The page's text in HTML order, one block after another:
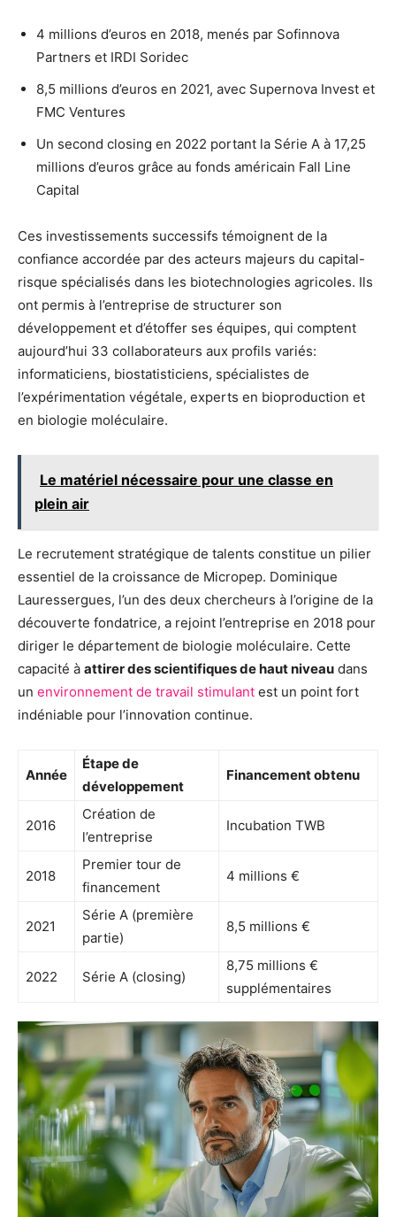
4 millions d’euros en 2018, menés par Sofinnova
Partners et IRDI Soridec
8,5 millions d’euros en 2021, avec Supernova Invest et
FMC Ventures
Un second closing en 2022 portant la Série A à 17,25
millions d’euros grâce au fonds américain Fall Line
Capital
Ces investissements successifs témoignent de la
confiance accordée par des acteurs majeurs du capital-
risque spécialisés dans les biotechnologies agricoles. Ils
ont permis à l’entreprise de structurer son
développement et d’étoffer ses équipes, qui comptent
aujourd’hui 33 collaborateurs aux profils variés:
informaticiens, biostatisticiens, spécialistes de
l’expérimentation végétale, experts en bioproduction et
en biologie moléculaire.
Le matériel nécessaire pour une classe en
plein air
Le recrutement stratégique de talents constitue un pilier
essentiel de la croissance de Micropep. Dominique
Lauressergues, l’un des deux chercheurs à l’origine de la
découverte fondatrice, a rejoint l’entreprise en 2018 pour
diriger le département de biologie moléculaire. Cette
capacité à attirer des scientifiques de haut niveau dans
un environnement de travail stimulant est un point fort
indéniable pour l’innovation continue.
Année
Étape de
développement
Financement obtenu
2016
Création de
l’entreprise
Incubation TWB
2018
Premier tour de
financement
4 millions €
2021
Série A (première
partie)
8,5 millions €
2022 Série A (closing)
8,75 millions €
supplémentaires